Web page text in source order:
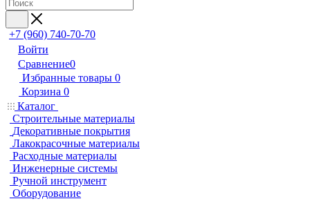
+7 (960) 740-70-70
Войти
Сравнение0
Избранные товары 0
Корзина 0
Каталог
Строительные материалы
Декоративные покрытия
Лакокрасочные материалы
Расходные материалы
Инженерные системы
Ручной инструмент
Оборудование